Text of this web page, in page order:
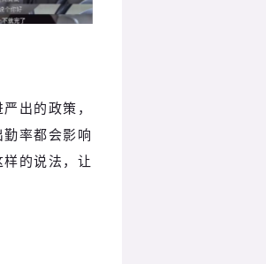
出的政策，
率都会影响
的说法，让